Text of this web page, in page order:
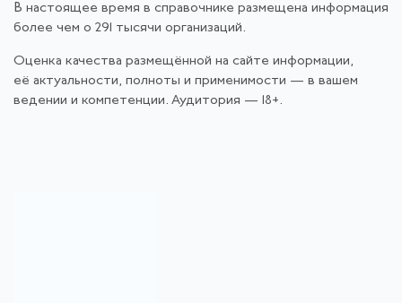
В настоящее время в справочнике размещена информация
более чем о 291 тысячи организаций.
Оценка качества размещённой на сайте информации,
её актуальности, полноты и применимости — в вашем
ведении и компетенции. Аудитория — 18+.